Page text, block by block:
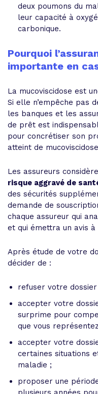
deux poumons du
leur capacité à
carbonique.
Pourquoi
importante en
La mucoviscidose est
Si elle n’empêche pas
les banques et les
de prêt est
pour concrétiser son
atteint de
Les assureurs
risque aggravé de
des sécurités
demande de
chaque assureur qui
et qui émettra un avis à
Après étude de votre
décider de :
refuser votre
accepter votre
surprime pour
que vous
accepter votre
certaines situations
maladie ;
proposer une